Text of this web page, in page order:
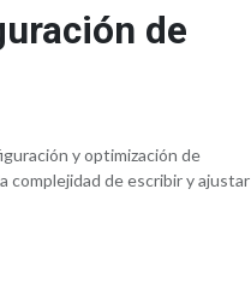
de
y optimización de
complejidad de escribir y ajustar